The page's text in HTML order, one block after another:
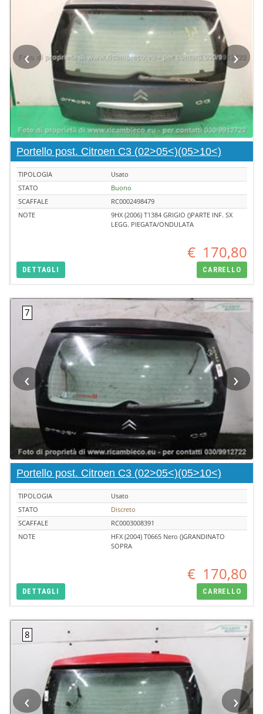
‹ ›
Portello post. Citroen C3 (02>05<)(05>10<)
TIPOLOGIA
Usato
STATO
Buono
SCAFFALE
RC0002498479
NOTE
9HX (2006) T1384 GRIGIO ()PARTE INF. SX
LEGG. PIEGATA/ONDULATA
€ 170,80
DETTAGLI CARRELLO
‹ ›
Portello post. Citroen C3 (02>05<)(05>10<)
TIPOLOGIA
Usato
STATO
Discreto
SCAFFALE
RC0003008391
NOTE
HFX (2004) T0665 Nero ()GRANDINATO
SOPRA
€ 170,80
DETTAGLI CARRELLO
‹ ›